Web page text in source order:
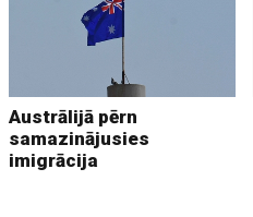
Austrālijā pērn
samazinājusies
imigrācija